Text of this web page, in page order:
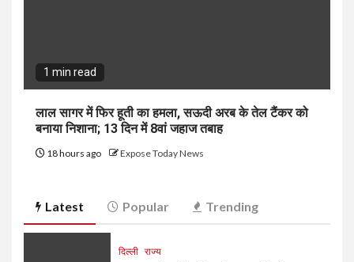
1 min read
लाल सागर में फिर हूती का हमला, सऊदी अरब के तेल टैंकर को
बनाया निशाना; 13 दिन में 8वां जहाज तबाह
18 hours ago Expose Today News
Latest Popular Trending
दिल्ली राज्य